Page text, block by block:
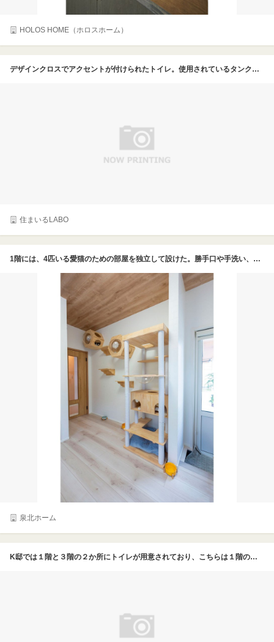
HOLOS HOME（ホロスホーム）
デザインクロスでアクセントが付けられたトイレ。使用されているタンクレストイレは、Panasonic社製のアラウーノ。流すたびに泡で洗浄してくれる
住まいるLABO
1階には、4匹いる愛猫のための部屋を独立して設けた。勝手口や手洗い、収納スペースを設け、ここだけで日々のお世話が完結できる。猫たちが外を眺められる窓があり、4つのトイレを置いた横には24時間稼働する換気扇を付けた。Tさんご自身でキャットタワーやステップを取り付け、立体的に移動できる楽しい空間に。高断熱・高気密仕様のおかげで夜間低めの温度設定でエアコンを付ければ、日中はそのまま暖かく過ごせる
泉北ホーム
K邸では１階と３階の２か所にトイレが用意されており、こちらは１階のトイレ。タンクレスタイプが採用され見た目もすっきり。来客にも使ってもらうことを想定しているため飾り棚になるニッチも設置した